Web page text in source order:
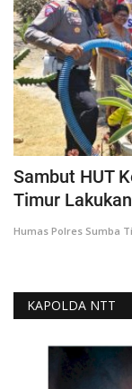
Binkam
Giat Ops
Polisi Kita
Mitra Polisi
Lantas
Jurnal Kamtibmas
Sambut HUT
Timur
Humas Polres Sumba
KAPOLDA NTT